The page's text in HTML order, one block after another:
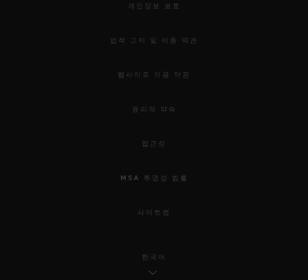
개인정보 보호
법적 고지 및 이용 약관
웹사이트 이용 약관
윤리적 약속
접근성
MSA 투명성 법률
사이트맵
한국어